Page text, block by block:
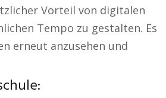
Vorteil von digitalen
Tempo zu gestalten. Es
erneut anzusehen und